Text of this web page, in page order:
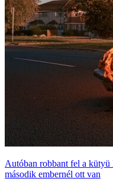
Autóban robbant fel a kütyü
második embernél ott van